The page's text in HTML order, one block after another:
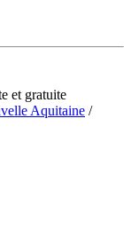
et gratuite
Aquitaine /